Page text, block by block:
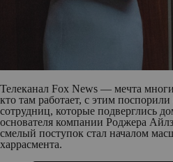
Телеканал Fox News — мечта
кто там работает, с этим
сотрудниц, которые подверглись
основателя компании Роджера
смелый поступок стал началом
харрасмента.